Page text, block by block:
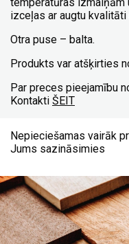
izceļas ar augtu
Otra puse – balta.
Produkts var atšķirties
Par preces pieejamību
Kontakti ŠEIT
Nepieciešamas vairāk
Jums sazināsimies